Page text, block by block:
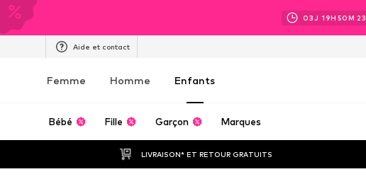
03J 19H 50M 21
Aide et contact
Femme Homme Enfants
Bébé Fille Garçon Marques
LIVRAISON* ET RETOUR GRATUITS